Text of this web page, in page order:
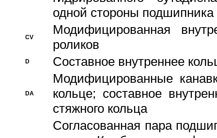
одной стороны подшипника
CV
Модифицированная
роликов
D Составное внутреннее
DA
Модифицированные
кольце; составное
стяжного кольца
Согласованная пара